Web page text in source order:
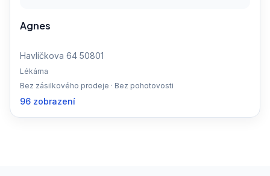
Agnes
Havlíčkova 64 50801
Lékárna
Bez zásilkového prodeje · Bez pohotovosti
96 zobrazení